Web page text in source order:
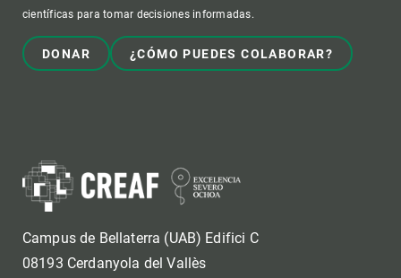
científicas para tomar decisiones informadas.
DONAR ¿CÓMO PUEDES COLABORAR?
Campus de Bellaterra (UAB) Edifici C
08193 Cerdanyola del Vallès